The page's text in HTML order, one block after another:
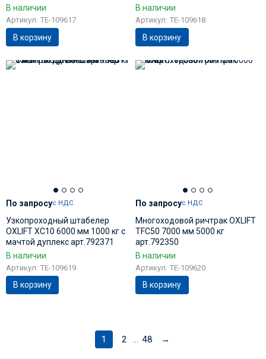
В наличии
Артикул: TE-109617
В корзину
В наличии
Артикул: TE-109618
В корзину
По запросус НДС
Узкопроходный штабелер
OXLIFT XC10 6000 мм 1000 кг с
мачтой дуплекс арт.792371
В наличии
Артикул: TE-109619
В корзину
По запросус НДС
Многоходовой ричтрак OXLIFT
TFC50 7000 мм 5000 кг
арт.792350
В наличии
Артикул: TE-109620
В корзину
1 2 48 →